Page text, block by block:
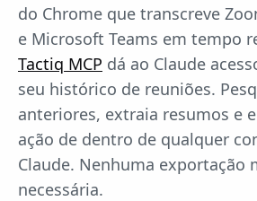
do Chrome que transcreve
e Microsoft Teams em tempo
Tactiq MCP dá ao Claude
seu histórico de reuniões.
anteriores, extraia resumos e
ação de dentro de qualquer
Claude. Nenhuma exportação
necessária.